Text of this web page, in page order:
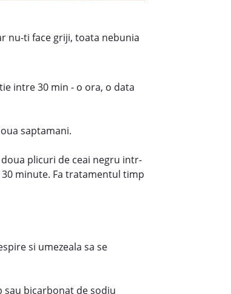
nu-ti face griji, toata nebunia
intre 30 min - o ora, o data
saptamani.
plicuri de ceai negru intr-
minute. Fa tratamentul timp
si umezeala sa se
sau bicarbonat de sodiu